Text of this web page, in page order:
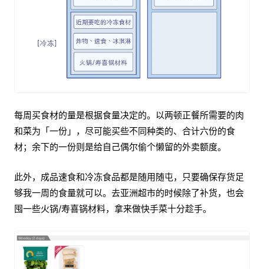
每周买食材的量是根据食量决定的。以两顿正餐所需要的肉
和菜为「一份」，尽可能买些不同种类的、合计六份的食
材；余下的一份则是给自己偶尔偷个懒留的外卖额度。
此外，成品速食和冷冻食品都是随用随屯，只要确保存货足
够我一周的食量就可以。去亚洲超市的时候除了补货，也会
囤一些火锅/寿喜锅材料，拿来做快手菜十分趁手。